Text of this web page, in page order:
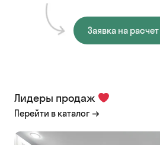
Заявка на расчет
Лидеры продаж
Перейти в каталог